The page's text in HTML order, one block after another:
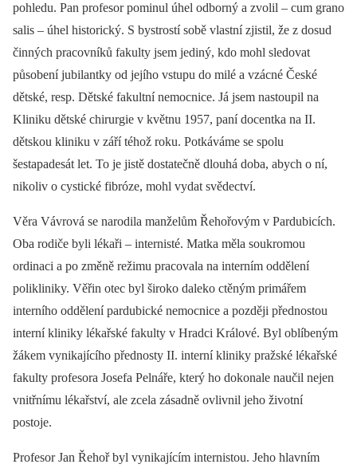
pohledu. Pan profesor pominul úhel odborný a zvolil –⁠ cum grano
salis –⁠ úhel historický. S bystrostí sobě vlastní zjistil, že z dosud
činných pracovníků fakulty jsem jediný, kdo mohl sledovat
působení jubilantky od jejího vstupu do milé a vzácné České
dětské, resp. Dětské fakultní nemocnice. Já jsem nastoupil na
Kliniku dětské chirurgie v květnu 1957, paní docentka na II.
dětskou kliniku v září téhož roku. Potkáváme se spolu
šestapadesát let. To je jistě dostatečně dlouhá doba, abych o ní,
nikoliv o cystické fibróze, mohl vydat svědectví.
Věra Vávrová se narodila manželům Řehořovým v Pardubicích.
Oba rodiče byli lékaři –⁠ internisté. Matka měla soukromou
ordinaci a po změně režimu pracovala na interním oddělení
polikliniky. Věřin otec byl široko daleko ctěným primářem
interního oddělení pardubické nemocnice a později přednostou
interní kliniky lékařské fakulty v Hradci Králové. Byl oblíbeným
žákem vynikajícího přednosty II. interní kliniky pražské lékařské
fakulty profesora Josefa Pelnáře, který ho dokonale naučil nejen
vnitřnímu lékařství, ale zcela zásadně ovlivnil jeho životní
postoje.
Profesor Jan Řehoř byl vynikajícím internistou. Jeho hlavním